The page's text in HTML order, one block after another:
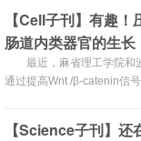
需求。
【Cell子刊】有趣
肠道内类器官的生长
最近，麻省理工学院和
通过提高Wnt /β-catenin信
【Science子刊】